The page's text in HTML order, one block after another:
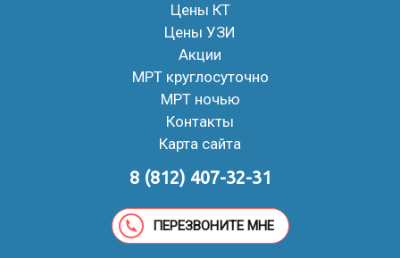
Цены КТ
Цены УЗИ
Акции
МРТ круглосуточно
МРТ ночью
Контакты
Карта сайта
8 (812) 407-32-31
ПЕРЕЗВОНИТЕ МНЕ